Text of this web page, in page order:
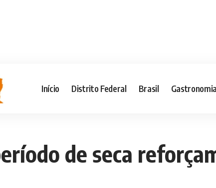
Início Distrito Federal Brasil Gastronomia
de seca